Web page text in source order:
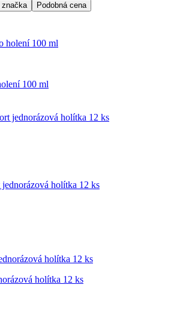
značka Podobná cena
100 ml
holítka 12 ks
holítka 12 ks